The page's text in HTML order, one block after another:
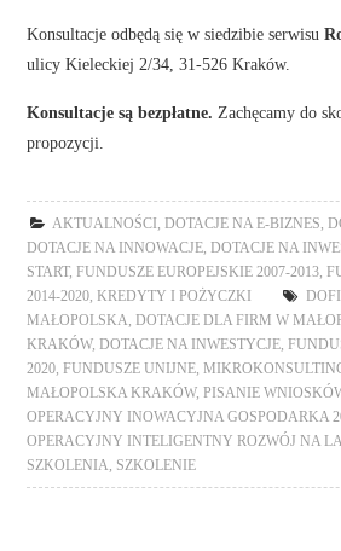
Konsultacje odbędą się w siedzibie serwisu
ulicy Kieleckiej 2/34, 31-526 Kraków.
Konsultacje są bezpłatne.Zachęcamy do
propozycji.
AKTUALNOŚCI ,DOTACJE NA E-BIZNES,
DOTACJE NA INNOWACJE,DOTACJE NA
START, FUNDUSZE EUROPEJSKIE 2007-2013,
2014-2020,KREDYTY I POŻYCZKI
MAŁOPOLSKA,DOTACJE DLA FIRM W
KRAKÓW,DOTACJE NA INWESTYCJE,
2020, FUNDUSZE UNIJNE,
MAŁOPOLSKA KRAKÓW, PISANIE
OPERACYJNY INOWACYJNA GOSPODARKA
OPERACYJNY INTELIGENTNY ROZWÓJ NA
SZKOLENIA, SZKOLENIE